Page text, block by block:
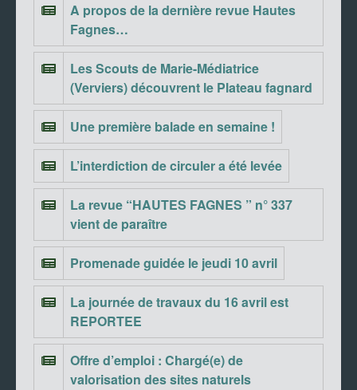
A propos de la dernière revue Hautes
Fagnes…
Les Scouts de Marie-Médiatrice
(Verviers) découvrent le Plateau fagnard
Une première balade en semaine !
L’interdiction de circuler a été levée
La revue “HAUTES FAGNES ” n° 337
vient de paraître
Promenade guidée le jeudi 10 avril
La journée de travaux du 16 avril est
REPORTEE
Offre d’emploi : Chargé(e) de
valorisation des sites naturels